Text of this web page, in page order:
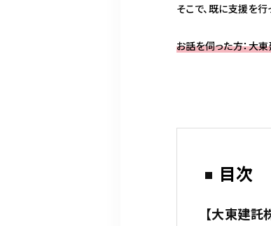
そこで、既に支援を
お話を伺った方：
目次
【大東建